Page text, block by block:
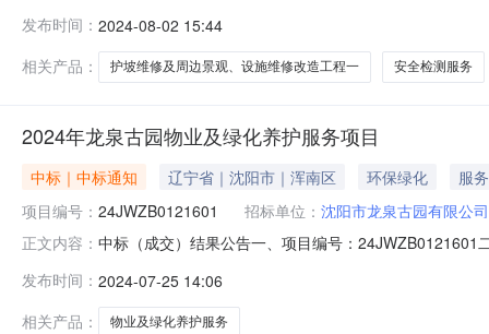
设科学研究院有限责任公司中标价格：9.4万元二、其他
发布时间： 2024-08-02 15:44
相关产品：
护坡维修及周边景观、设施维修改造工程一 安全检测服务
2024年龙泉古园物业及绿化养护服务项目
中标｜中标通知 辽宁省｜沈阳市｜浑南区 环保绿化
服务
项目编号： 24JWZB0121601 招标单位： 沈阳市龙泉古园有限公司
正文内容： 中标（成交）结果公告一、项目编号：
沈阳市浑南区祝家街道下高士村龙泉古园履约期限：二
充事宜无七
发布时间： 2024-07-25 14:06
相关产品：
物业及绿化养护服务